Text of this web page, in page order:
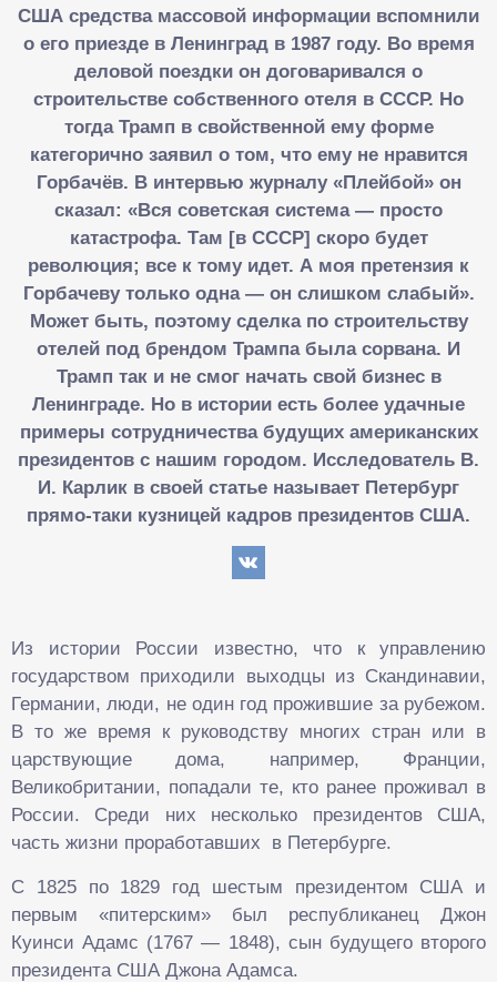
США средства массовой информации вспомнили
о его приезде в Ленинград в 1987 году. Во время
деловой поездки он договаривался о
строительстве собственного отеля в СССР. Но
тогда Трамп в свойственной ему форме
категорично заявил о том, что ему не нравится
Горбачёв. В интервью журналу «Плейбой» он
сказал: «Вся советская система — просто
катастрофа. Там [в СССР] скоро будет
революция; все к тому идет. А моя претензия к
Горбачеву только одна — он слишком слабый».
Может быть, поэтому сделка по строительству
отелей под брендом Трампа была сорвана. И
Трамп так и не смог начать свой бизнес в
Ленинграде. Но в истории есть более удачные
примеры сотрудничества будущих американских
президентов с нашим городом. Исследователь В.
И. Карлик в своей статье называет Петербург
прямо-таки кузницей кадров президентов США.
Из истории России известно, что к управлению
государством приходили выходцы из Скандинавии,
Германии, люди, не один год прожившие за рубежом.
В то же время к руководству многих стран или в
царствующие дома, например, Франции,
Великобритании, попадали те, кто ранее проживал в
России. Среди них несколько президентов США,
часть жизни проработавших в Петербурге.
С 1825 по 1829 год шестым президентом США и
первым «питерским» был республиканец Джон
Куинси Адамс (1767 — 1848), сын будущего второго
президента США Джона Адамса.